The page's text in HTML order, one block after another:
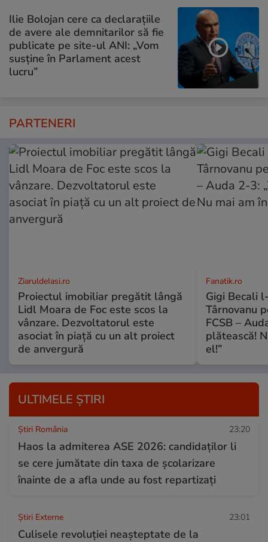
Ilie Bolojan cere ca declarațiile
de avere ale demnitarilor să fie
publicate pe site-ul ANI: „Vom
susține în Parlament acest
lucru”
PARTENERI
ZiaruldeIasi.ro
Proiectul imobiliar pregătit lângă
Lidl Moara de Foc este scos la
vânzare. Dezvoltatorul este
asociat în piață cu un alt proiect
de anvergură
Fanatik.ro
Gigi Becali
Târnovanu
FCSB –
plătească!
el!”
ULTIMELE ȘTIRI
Știri România 23:20
Haos la admiterea ASE 2026: candidaților li
se cere jumătate din taxa de școlarizare
înainte de a afla unde au fost repartizați
Știri Externe 23:01
Culisele revoluției neașteptate de la